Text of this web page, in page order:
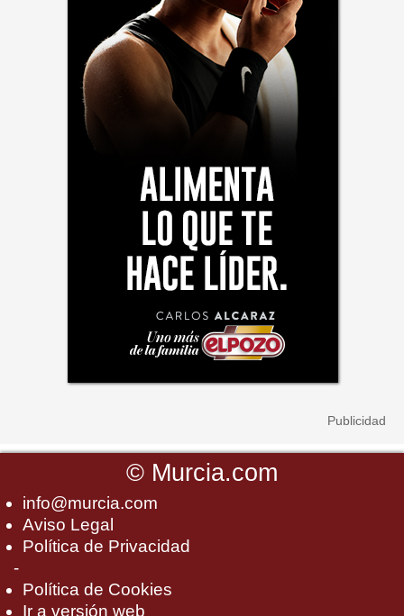
© Murcia.com
info@murcia.com
Aviso Legal
Política de Privacidad
-
Política de Cookies
Ir a versión web